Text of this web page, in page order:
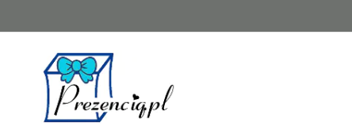
do